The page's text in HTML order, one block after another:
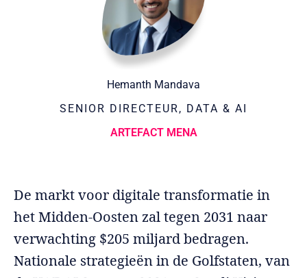
Hemanth Mandava
SENIOR DIRECTEUR, DATA & AI
ARTEFACT MENA
De markt voor digitale transformatie in
het Midden-Oosten zal tegen 2031 naar
verwachting $205 miljard bedragen.
Nationale strategieën in de Golfstaten, van